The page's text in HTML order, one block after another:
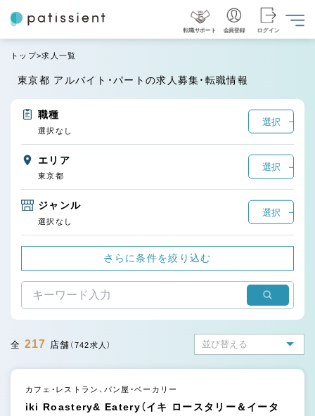
転職サポート 会員登録 ログイン
トップ 求人一覧
東京都 アルバイト・パートの求人募集・転職情報
職種
選択
選択なし
エリア
選択
東京都
ジャンル
選択
選択なし
さらに条件を絞り込む
全 217 店舗 （742求人）
カフェ・レストラン、パン屋・ベーカリー
iki Roastery& Eatery（イキ ロースタリー＆イータ